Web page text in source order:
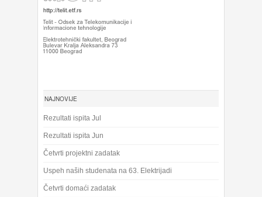
NAJNOVIJE
Rezultati ispita Jul
Rezultati ispita Jun
Četvrti projektni zadatak
Uspeh naših studenata na 63. Elektrijadi
Četvrti domaći zadatak